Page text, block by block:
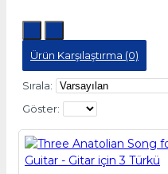
Ürün Karşılaştırma (0)
Sırala:
Göster: